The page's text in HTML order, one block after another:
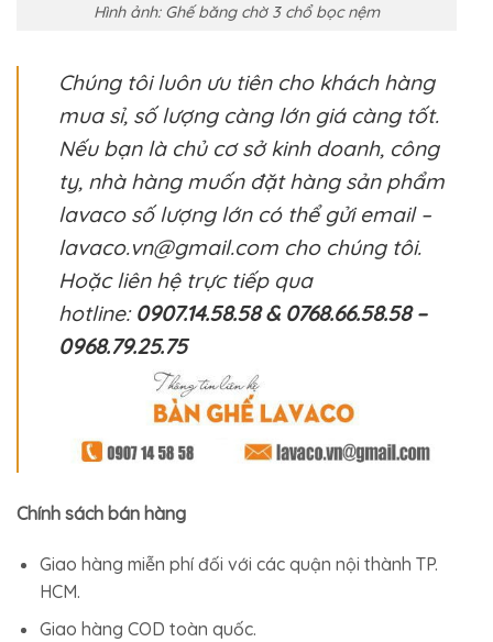
Hình ảnh: Ghế băng chờ 3 chổ bọc nệm
Chúng tôi luôn ưu tiên cho khách hàng
mua sỉ, số lượng càng lớn giá càng tốt.
Nếu bạn là chủ cơ sở kinh doanh, công
ty, nhà hàng muốn đặt hàng sản phẩm
lavaco số lượng lớn có thể gửi email –
lavaco.vn@gmail.com cho chúng tôi.
Hoặc liên hệ trực tiếp qua
hotline: 0907.14.58.58 & 0768.66.58.58 –
0968.79.25.75
Chính sách bán hàng
Giao hàng miễn phí đối với các quận nội thành TP.
HCM.
Giao hàng COD toàn quốc.